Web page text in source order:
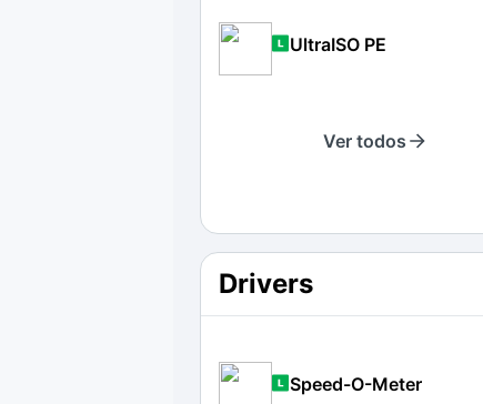
UltraISO PE
Ver todos
Drivers
Speed-O-Meter